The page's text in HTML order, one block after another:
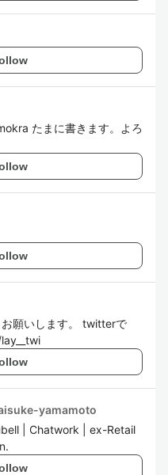
たまに書きます。よろ
お願いします。 twitterで
yamamoto
| Chatwork | ex-Retail